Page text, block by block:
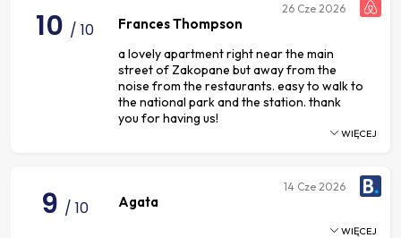
10 / 10 Frances Thompson
a lovely apartment right near the main
street of Zakopane but away from the
noise from the restaurants. easy to walk to
the national park and the station. thank
you for having us!
26 Cze 2026
WIĘCEJ
9 / 10 Agata
14 Cze 2026
WIĘCEJ